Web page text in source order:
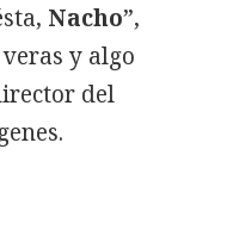
Nacho”,
y algo
del